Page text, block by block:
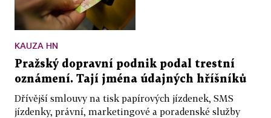
KAUZA HN
Pražský dopravní podnik podal trestní
oznámení. Tají jména údajných hříšníků
Dřívější smlouvy na tisk papírových jízdenek, SMS
jízdenky, právní, marketingové a poradenské služby